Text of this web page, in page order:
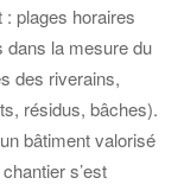
plages horaires
dans la mesure du
des riverains,
résidus, bâches).
bâtiment valorisé
s’est